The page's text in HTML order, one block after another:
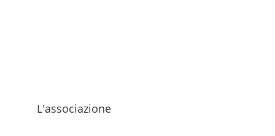
L'associazione